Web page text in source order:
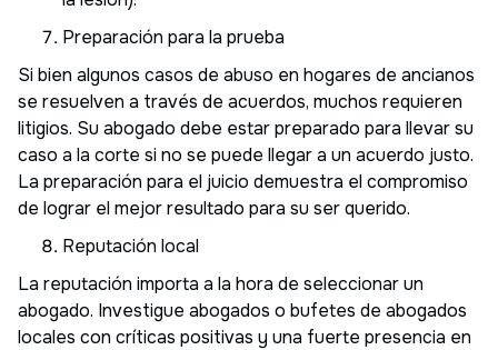
Preparación para la prueba
Si bien algunos casos de abuso en hogares de ancianos
se resuelven a través de acuerdos, muchos requieren
litigios. Su abogado debe estar preparado para llevar su
caso a la corte si no se puede llegar a un acuerdo justo.
La preparación para el juicio demuestra el compromiso
de lograr el mejor resultado para su ser querido.
Reputación local
La reputación importa a la hora de seleccionar un
abogado. Investigue abogados o bufetes de abogados
locales con críticas positivas y una fuerte presencia en